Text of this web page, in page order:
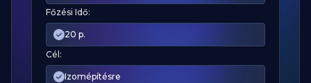
Főzési Idő:
20 p.
Cél:
Izomépítésre